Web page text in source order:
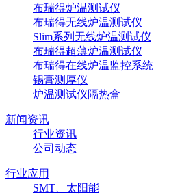
布瑞得炉温测试仪
布瑞得无线炉温测试仪
Slim系列无线炉温测试仪
布瑞得超薄炉温测试仪
布瑞得在线炉温监控系统
锡膏测厚仪
炉温测试仪隔热盒
新闻资讯
行业资讯
公司动态
行业应用
SMT、太阳能